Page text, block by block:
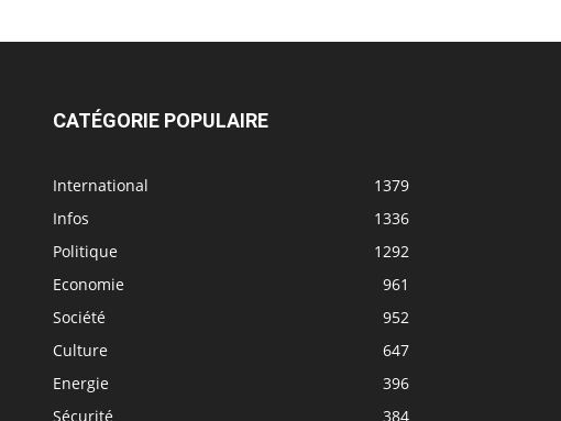
CATÉGORIE POPULAIRE
International
1379
Infos
1336
Politique
1292
Economie
961
Société
952
Culture
647
Energie
396
Sécurité
384